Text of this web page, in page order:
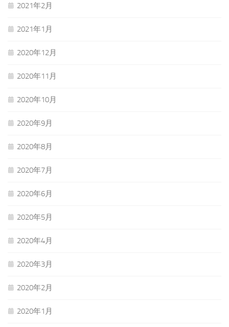
2021年2月
2021年1月
2020年12月
2020年11月
2020年10月
2020年9月
2020年8月
2020年7月
2020年6月
2020年5月
2020年4月
2020年3月
2020年2月
2020年1月